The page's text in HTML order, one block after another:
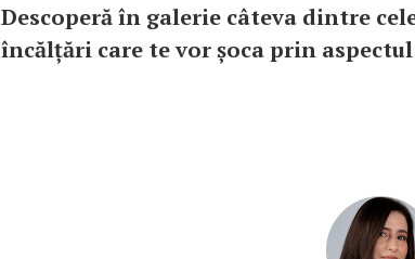
Descoperă în galerie câteva dintre
încălțări care te vor șoca prin